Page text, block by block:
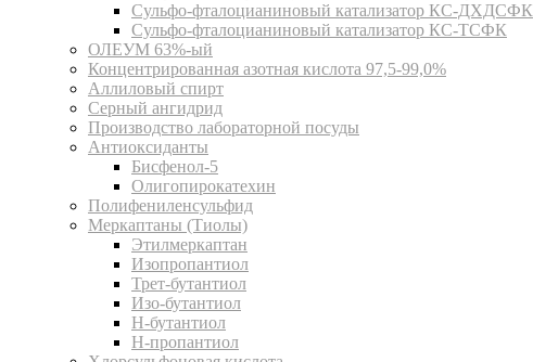
Сульфо-фталоцианиновый катализатор КС-ДХДСФК
Сульфо-фталоцианиновый катализатор КС-ТСФК
ОЛЕУМ 63%-ый
Концентрированная азотная кислота 97,5-99,0%
Аллиловый спирт
Серный ангидрид
Производство лабораторной посуды
Антиоксиданты
Бисфенол-5
Олигопирокатехин
Полифениленсульфид
Меркаптаны (Тиолы)
Этилмеркаптан
Изопропантиол
Трет-бутантиол
Изо-бутантиол
Н-бутантиол
Н-пропантиол